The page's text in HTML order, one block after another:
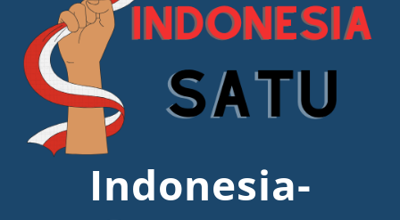
Indonesia-